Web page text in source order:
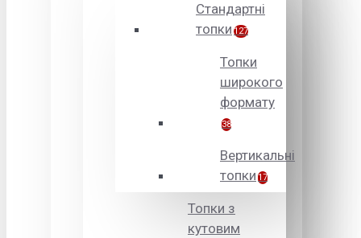
Стандартні
топки 127
Топки
широкого
формату
38
Вертикальні
топки 17
Топки з
кутовим